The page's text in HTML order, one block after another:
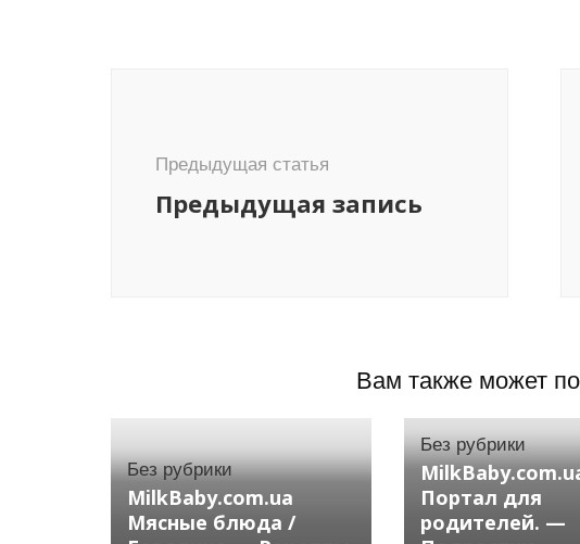
Предыдущая статья
Предыдущая запись
Вам также может
Без рубрики
MilkBaby.com.ua
Мясные блюда /
Без рубрики
Портал для
родителей. —